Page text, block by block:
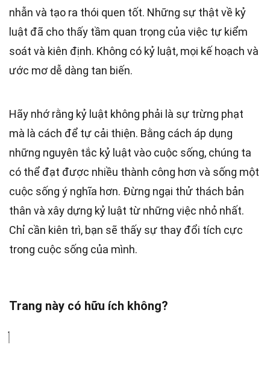
nhẫn và tạo ra thói quen tốt. Những sự thật về kỷ
luật đã cho thấy tầm quan trọng của việc tự kiểm
soát và kiên định. Không có kỷ luật, mọi kế hoạch và
ước mơ dễ dàng tan biến.
Hãy nhớ rằng kỷ luật không phải là sự trừng phạt
mà là cách để tự cải thiện. Bằng cách áp dụng
những nguyên tắc kỷ luật vào cuộc sống, chúng ta
có thể đạt được nhiều thành công hơn và sống một
cuộc sống ý nghĩa hơn. Đừng ngại thử thách bản
thân và xây dựng kỷ luật từ những việc nhỏ nhất.
Chỉ cần kiên trì, bạn sẽ thấy sự thay đổi tích cực
trong cuộc sống của mình.
Trang này có hữu ích không?